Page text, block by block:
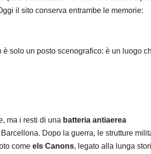
il sito conserva entrambe le memorie:
solo un posto scenografico: è un luogo
ma i resti di una batteria antiaerea
Dopo la guerra, le strutture
come els Canons, legato alla lunga